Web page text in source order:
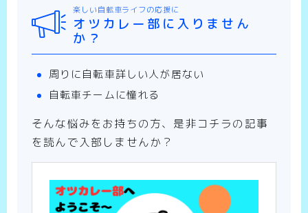
楽しい自転車ライフの応援に
オツカレー部に入りません
か？
周りに自転車詳しい人が居ない
自転車チームに憧れる
そんな悩みをお持ちの方、是非コチラの記事
を読んで入部しませんか？